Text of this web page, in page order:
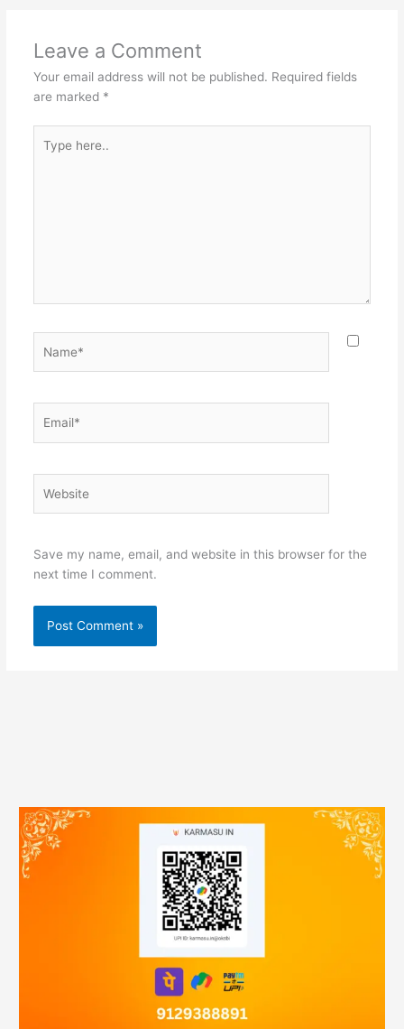
Leave a Comment
Your email address will not be published. Required fields
are marked *
here..
Save my name, email, and website in this browser for the
next time I comment.